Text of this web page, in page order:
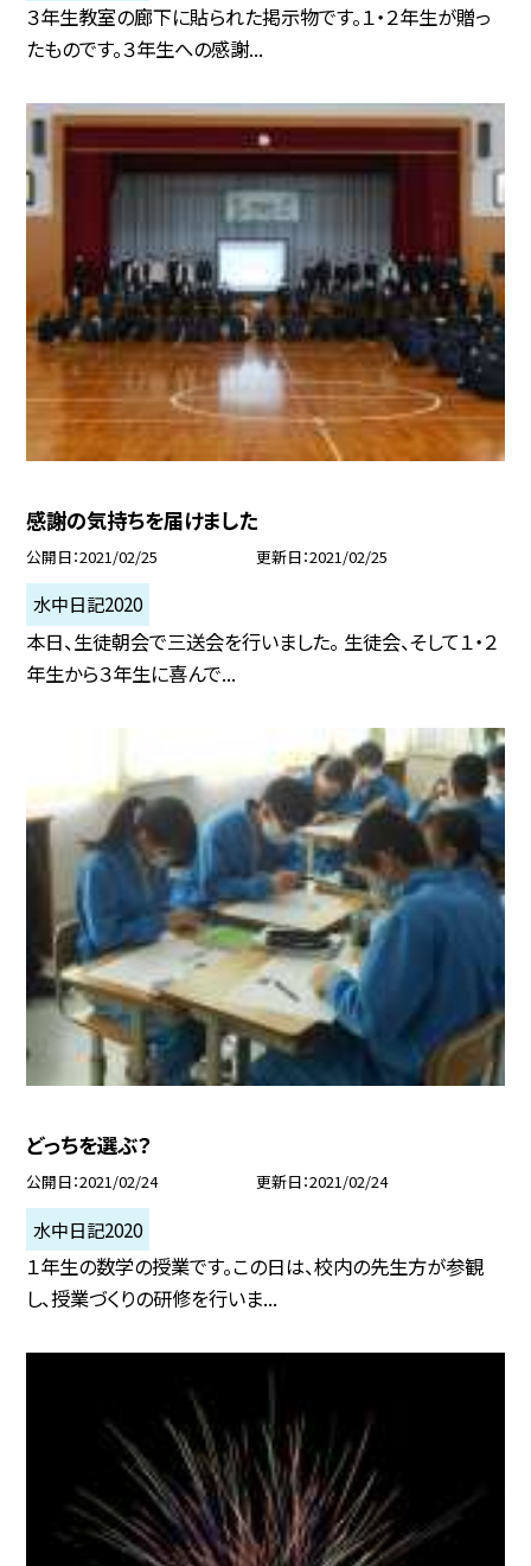
３年生教室の廊下に貼られた掲示物です。１・２年生が贈っ
たものです。３年生への感謝...
感謝の気持ちを届けました
公開日 2021/02/25 更新日 2021/02/25
水中日記2020
本日、生徒朝会で三送会を行いました。 生徒会、そして１・２
年生から３年生に喜んで...
どっちを選ぶ？
公開日 2021/02/24 更新日 2021/02/24
水中日記2020
１年生の数学の授業です。この日は、校内の先生方が参観
し、授業づくりの研修を行いま...